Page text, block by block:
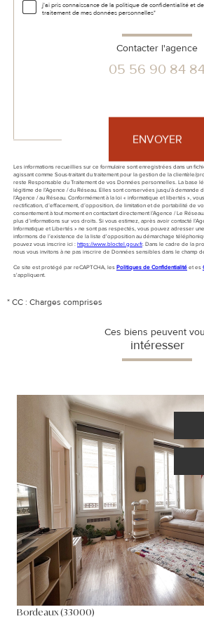
j'ai pris connaissance de la politique de confidentialité et
traitement de mes données personnelles*
Contacter l'agence
05 56 90 84
ENVOYER
Les informations recueillies sur ce formulaire sont enregistrées dans un
agissant comme Sous-traitant du traitement pour la gestion de la clientèle/
reste Responsable du Traitement de vos Données personnelles. La base
légitime de l'Agence / du Réseau. Elles sont conservées jusqu'à demande
l'Agence / au Réseau. Conformément à la loi « informatique et libertés »,
rectification, d’effacement, d’opposition, de limitation et de portabilité de
consentement à tout moment en contactant directement l’Agence / Le
plus d’informations sur vos droits. Si vous estimez, après avoir contacté
Informatique et Libertés » ne sont pas respectés, vous pouvez adresser
informons de l’existence de la liste d'opposition au démarchage
pouvez vous inscrire ici :https://www.bloctel.gouv.fr. Dans le cadre de la
nous vous invitons à ne pas inscrire de Données sensibles dans le champ
Ce site est protégé par reCAPTCHA, lesPolitiques de Confidentialitéet es
s'appliquent.
* CC : Charges comprises
Ces biens peuvent
intéresser
VOIR LE BIEN
Bordeaux (33000)